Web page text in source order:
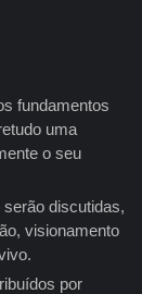
fundamentos
uma
o seu
discutidas,
visionamento
por